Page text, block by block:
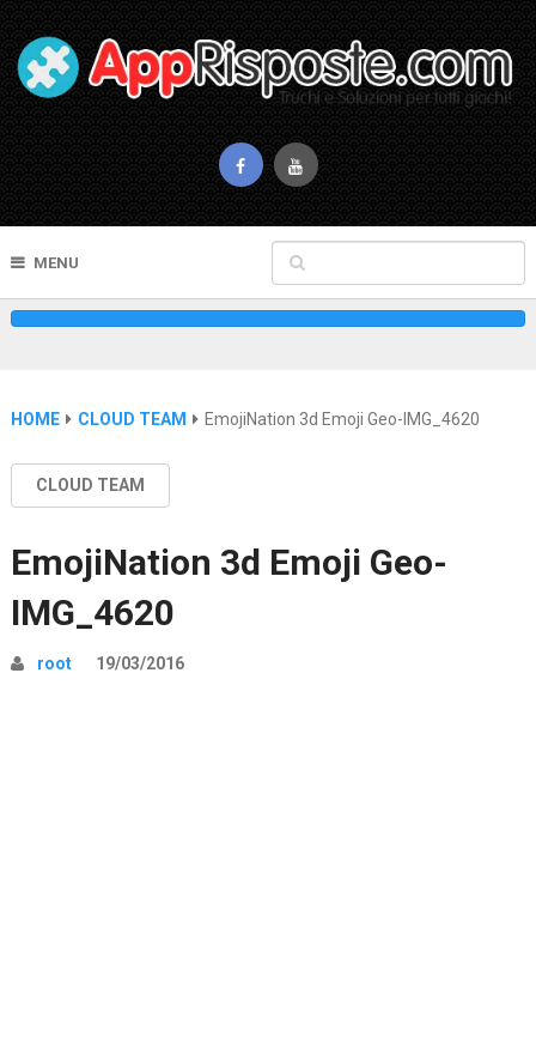
MENU
HOME CLOUD TEAM EmojiNation 3d Emoji Geo-IMG_4620
CLOUD TEAM
EmojiNation 3d Emoji Geo-
IMG_4620
root 19/03/2016